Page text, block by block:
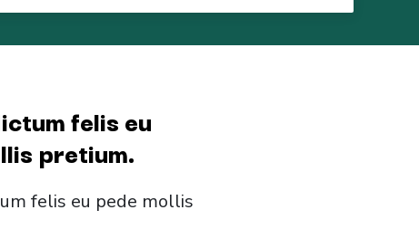
felis eu
pretium.
felis eu pede mollis